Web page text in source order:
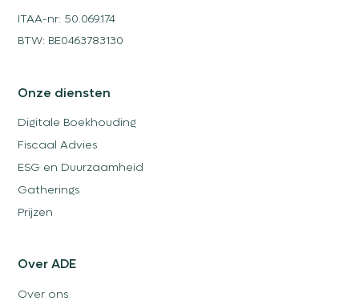
ITAA-nr: 50.069.174
BTW: BE0463783130
Onze diensten
Digitale Boekhouding
Fiscaal Advies
ESG en Duurzaamheid
Gatherings
Prijzen
Over ADE
Over ons